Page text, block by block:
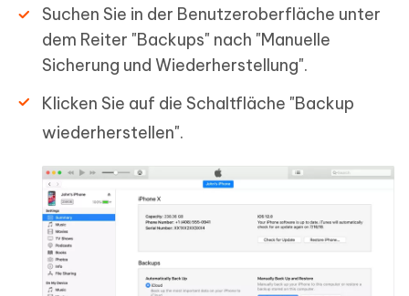
Suchen Sie in der Benutzeroberfläche unter
dem Reiter "Backups" nach "Manuelle
Sicherung und Wiederherstellung".
Klicken Sie auf die Schaltfläche "Backup
wiederherstellen".